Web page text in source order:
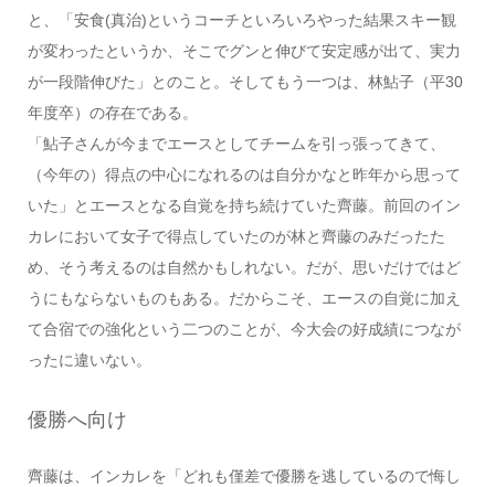
と、「安食(真治)というコーチといろいろやった結果スキー観
が変わったというか、そこでグンと伸びて安定感が出て、実力
が一段階伸びた」とのこと。そしてもう一つは、林鮎子（平30
年度卒）の存在である。
「鮎子さんが今までエースとしてチームを引っ張ってきて、
（今年の）得点の中心になれるのは自分かなと昨年から思って
いた」とエースとなる自覚を持ち続けていた齊藤。前回のイン
カレにおいて女子で得点していたのが林と齊藤のみだったた
め、そう考えるのは自然かもしれない。だが、思いだけではど
うにもならないものもある。だからこそ、エースの自覚に加え
て合宿での強化という二つのことが、今大会の好成績につなが
ったに違いない。
優勝へ向け
齊藤は、インカレを「どれも僅差で優勝を逃しているので悔し